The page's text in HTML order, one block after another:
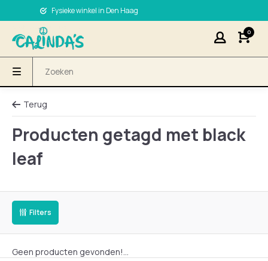
Fysieke winkel in Den Haag
0
Terug
Producten getagd met black
leaf
Filters
Geen producten gevonden!...